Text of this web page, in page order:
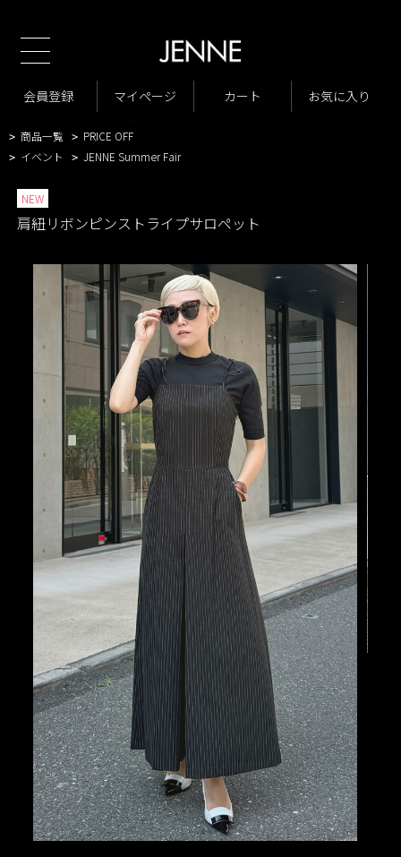
会員登録 マイページ カート お気に入り
TOP
商品一覧 > New Arrivals
VARIATION LIST2 肩紐リボンピンストライプサロペット
> 商品一覧 > PRICE OFF
> イベント > JENNE Summer Fair
NEW
肩紐リボンピンストライプサロペット